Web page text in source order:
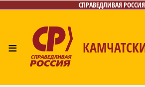
СПРАВЕДЛИВАЯ РОССИЯ
≡